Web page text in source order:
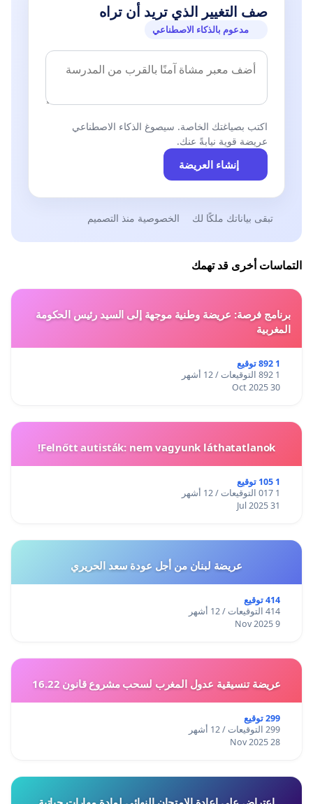
صف التغيير الذي تريد أن تراه
مدعوم بالذكاء الاصطناعي
اكتب بصياغتك الخاصة. سيصوغ الذكاء الاصطناعي
عريضة قوية نيابةً عنك.
إنشاء العريضة
تبقى بياناتك ملكًا لك الخصوصية منذ التصميم
التماسات أخرى قد تهمك
برنامج فرصة: عريضة وطنية موجهة إلى السيد رئيس الحكومة
المغربية
1 892 توقيع
1 892 التوقيعات / 12 أشهر
30 Oct 2025
Felnőtt autisták: nem vagyunk láthatatlanok!
1 105 توقيع
1 017 التوقيعات / 12 أشهر
31 Jul 2025
عريضة لبنان من أجل عودة سعد الحريري
414 توقيع
414 التوقيعات / 12 أشهر
9 Nov 2025
عريضة تنسيقية عدول المغرب لسحب مشروع قانون 16.22
299 توقيع
299 التوقيعات / 12 أشهر
28 Nov 2025